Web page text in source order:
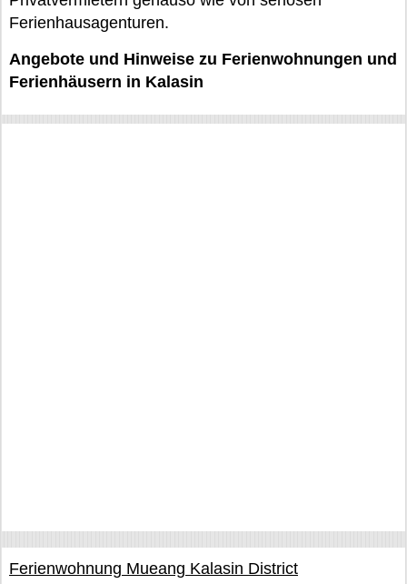
Ferienhausagenturen.
Angebote und Hinweise zu Ferienwohnungen und
Ferienhäusern in Kalasin
Ferienwohnung Mueang Kalasin District